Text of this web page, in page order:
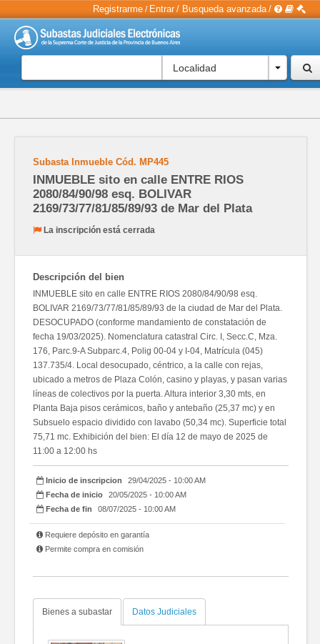
Registrarme / Entrar / Busqueda avanzada /
Localidad
Subasta Inmueble Cód. MP445
INMUEBLE sito en calle ENTRE RIOS
2080/84/90/98 esq. BOLIVAR
2169/73/77/81/85/89/93 de Mar del Plata
La inscripción está cerrada
Descripción del bien
INMUEBLE sito en calle ENTRE RIOS 2080/84/90/98 esq.
BOLIVAR 2169/73/77/81/85/89/93 de la ciudad de Mar del Plata.
DESOCUPADO (conforme mandamiento de constatación de
fecha 19/03/2025). Nomenclatura catastral Circ. I, Secc.C, Mza.
176, Parc.9-A Subparc.4, Polig 00-04 y I-04, Matrícula (045)
137.735/4. Local desocupado, céntrico, a la calle con rejas,
ubicado a metros de Plaza Colón, casino y playas, y pasan varias
líneas de colectivos por la puerta. Altura interior 3,30 mts, en
Planta Baja pisos cerámicos, baño y antebaño (25,37 mc) y en
Subsuelo espacio dividido con lavabo (50,34 mc). Superficie total
75,71 mc. Exhibición del bien: El día 12 de mayo de 2025 de
11:00 a 12:00 hs
Inicio de inscripcion
29/04/2025 - 10:00 AM
Fecha de inicio
20/05/2025 - 10:00 AM
Fecha de fin
08/07/2025 - 10:00 AM
Requiere depósito en garantía
Permite compra en comisión
Bienes a subastar Datos Judiciales